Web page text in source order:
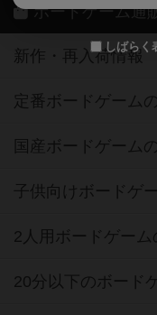
しばらく
ボードゲーム通
新作・再入荷情報
定番ボードゲーム
国産ボードゲーム
子供向けボードゲ
2人用ボードゲーム
20分以下のボード